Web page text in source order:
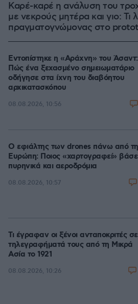
Καρέ-καρέ η ανάλυση του
με νεκρούς μητέρα και γιο: Τι
πραγματογνώμονας στο
Εντοπίστηκε η «Αράχνη» του Άσαντ:
Πώς ένα ξεχασμένο σημειωματάριο
οδήγησε στα ίχνη του διαβόητου
αρχικατασκόπου
08.08.2026, 10:56
Ο εφιάλτης των drones πάνω από
Ευρώπη: Ποιος «χαρτογραφεί»
πυρηνικά και αεροδρόμια
08.08.2026, 10:57
Τι έγραφαν οι ξένοι ανταποκριτές σε
τηλεγραφήματά τους από τη Μικρά
Ασία το 1921
08.08.2026, 10:26